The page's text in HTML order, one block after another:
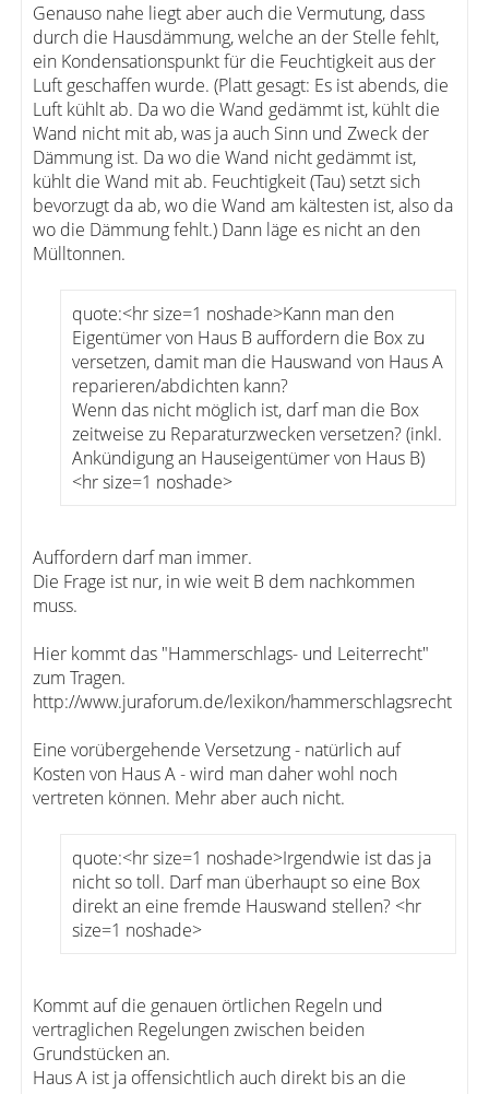
Genauso nahe liegt aber auch die Vermutung, dass
durch die Hausdämmung, welche an der Stelle fehlt,
ein Kondensationspunkt für die Feuchtigkeit aus der
Luft geschaffen wurde. (Platt gesagt: Es ist abends, die
Luft kühlt ab. Da wo die Wand gedämmt ist, kühlt die
Wand nicht mit ab, was ja auch Sinn und Zweck der
Dämmung ist. Da wo die Wand nicht gedämmt ist,
kühlt die Wand mit ab. Feuchtigkeit (Tau) setzt sich
bevorzugt da ab, wo die Wand am kältesten ist, also da
wo die Dämmung fehlt.) Dann läge es nicht an den
Mülltonnen.
quote:<hr size=1 noshade>Kann man den
Eigentümer von Haus B auffordern die Box zu
versetzen, damit man die Hauswand von Haus A
reparieren/abdichten kann?
Wenn das nicht möglich ist, darf man die Box
zeitweise zu Reparaturzwecken versetzen? (inkl.
Ankündigung an Hauseigentümer von Haus B)
<hr size=1 noshade>
Auffordern darf man immer.
Die Frage ist nur, in wie weit B dem nachkommen
muss.
Hier kommt das "Hammerschlags- und Leiterrecht"
zum Tragen.
http://www.juraforum.de/lexikon/hammerschlagsrecht
Eine vorübergehende Versetzung - natürlich auf
Kosten von Haus A - wird man daher wohl noch
vertreten können. Mehr aber auch nicht.
quote:<hr size=1 noshade>Irgendwie ist das ja
nicht so toll. Darf man überhaupt so eine Box
direkt an eine fremde Hauswand stellen? <hr
size=1 noshade>
Kommt auf die genauen örtlichen Regeln und
vertraglichen Regelungen zwischen beiden
Grundstücken an.
Haus A ist ja offensichtlich auch direkt bis an die